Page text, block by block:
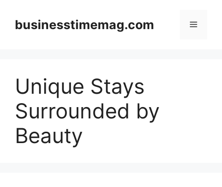
contentbusinesstimemag.com Menu
Unique Stays
Surrounded by
Beauty